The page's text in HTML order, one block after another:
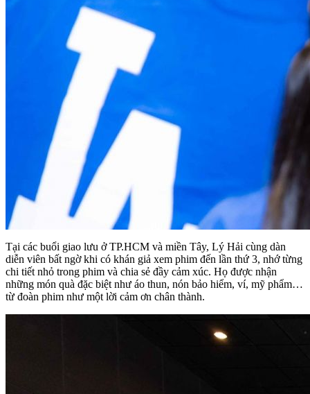
Tại các buổi giao lưu ở TP.HCM và miền Tây, Lý Hải cùng dàn
diễn viên bất ngờ khi có khán giả xem phim đến lần thứ 3, nhớ từng
chi tiết nhỏ trong phim và chia sẻ đầy cảm xúc. Họ được nhận
những món quà đặc biệt như áo thun, nón bảo hiểm, ví, mỹ phẩm…
từ đoàn phim như một lời cảm ơn chân thành.